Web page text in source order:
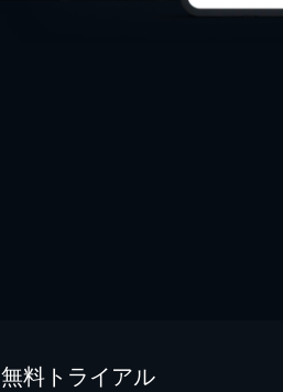
無料トライアル